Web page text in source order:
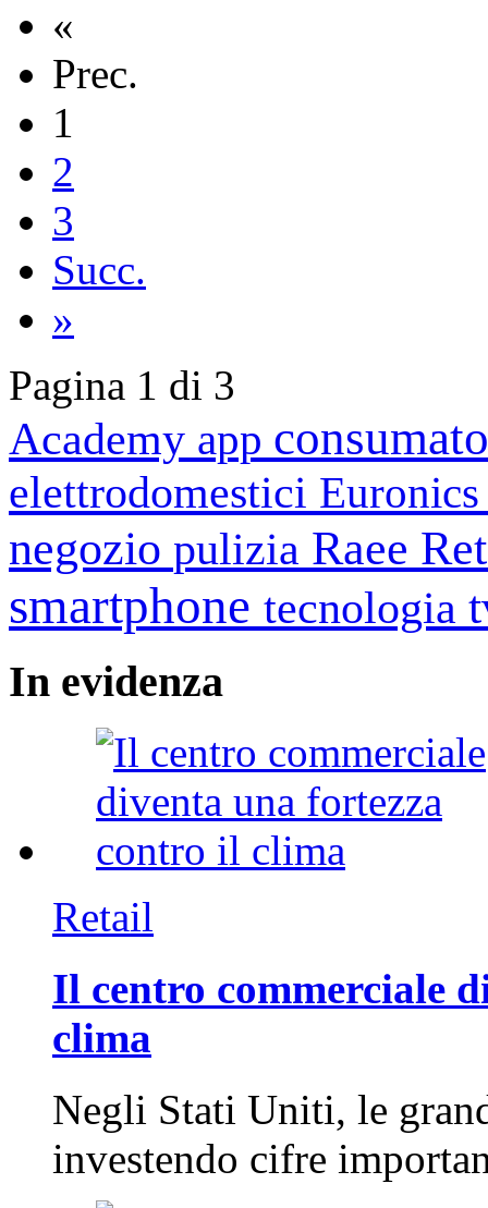
«
Prec.
1
2
3
Succ.
»
Pagina 1 di 3
Academy app
elettrodomestici
negozio pulizia Raee
smartphone tecnologia
In evidenza
Retail
Il centro commerciale
clima
Negli Stati Uniti, le
investendo cifre